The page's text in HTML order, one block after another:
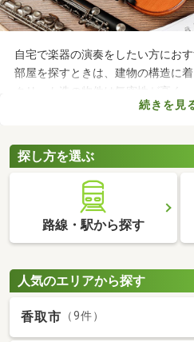
自宅で楽器の演奏をしたい方にお
部屋を探すときは、建物の構造に
クリート造の物件は気密性が高く
の音で演奏すればトラブルになり
くことがおすすめです。
続きを見
探し方を選ぶ
路線・駅から探す
人気のエリアから探す
香取市 （9件）